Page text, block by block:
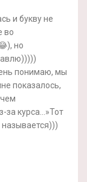
и букву не
во
но
понимаю, мы
показалось,
за курса…»Тот
называется)))